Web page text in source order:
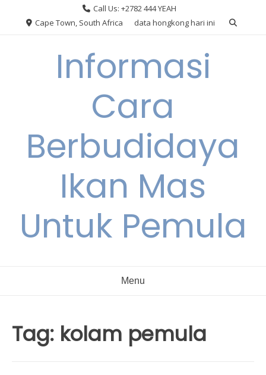
Call Us: +2782 444 YEAH
Cape Town, South Africa
data hongkong hari ini
Informasi
Cara
Berbudidaya
Ikan Mas
Untuk Pemula
Menu
Tag: kolam pemula